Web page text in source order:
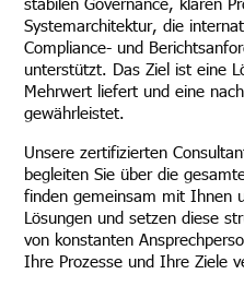
Systemarchitektur, die
Compliance- und
unterstützt. Das Ziel ist eine
Mehrwert liefert und eine
gewährleistet.
Unsere zertifizierten
begleiten Sie über die
finden gemeinsam mit Ihnen
Lösungen und setzen diese
von konstanten
Ihre Prozesse und Ihre Ziele